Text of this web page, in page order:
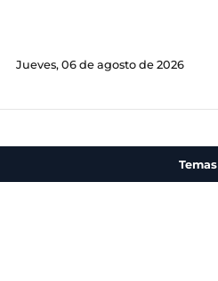
Jueves, 06 de agosto de 2026
Temas